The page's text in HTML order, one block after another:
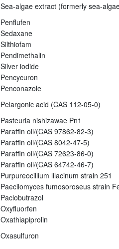
Sea-algae extract (formerly sea-
Penflufen
Sedaxane
Silthiofam
Pendimethalin
Silver iodide
Pencycuron
Penconazole
Pelargonic acid (CAS 112-05-0)
Pasteuria nishizawae Pn1
Paraffin oil/(CAS 97862-82-3)
Paraffin oil/(CAS 8042-47-5)
Paraffin oil/(CAS 72623-86-0)
Paraffin oil/(CAS 64742-46-7)
Purpureocillium lilacinum strain 251
Paecilomyces fumosoroseus strain
Paclobutrazol
Oxyfluorfen
Oxathiapiprolin
Oxasulfuron